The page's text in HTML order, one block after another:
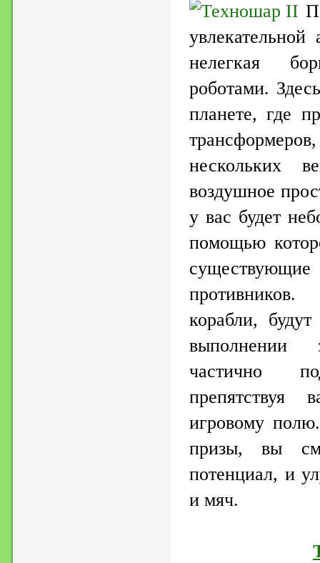
нелегкая
роботами.
планете, где
нескольких
воздушное
у вас будет
помощью
противников.
корабли,
выполнении
частично
игровому
призы, вы
потенциал, и
и мяч.